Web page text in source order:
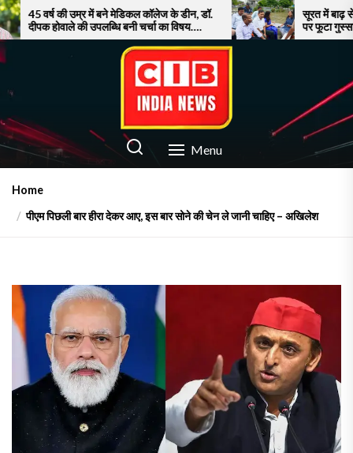
Skip
to
the
content
बने मेडिकल कॉलेज के डीन, डॉ.
बनी चर्चा का विषय….
सूरत में बाढ़ से बेहाल जनता, नाव पर
पर फूटा गुस्सा!
CIB INDIA NEWS
Latest News in Azamgarh Menu
Home
पीएम पिछली बार हीरा देकर आए, इस बार सोने की चेन ले जानी चाहिए – अखिलेश